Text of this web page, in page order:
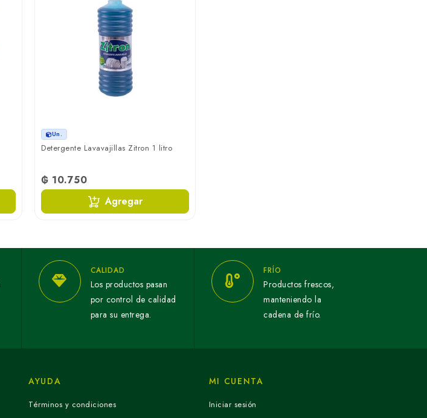
Un.
Detergente Lavavajillas Zitron 1 litro
₲ 10.750
Agregar
CALIDAD
Los productos pasan
por control de calidad
para su entrega.
FRÍO
Productos frescos,
manteniendo la
cadena de frío.
AYUDA
Términos y condiciones
MI CUENTA
Iniciar sesión